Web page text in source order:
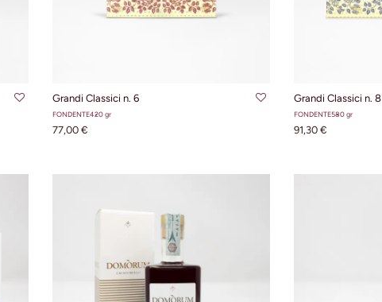
Grandi Classici n. 6
FONDENTE420 gr
77,00 €
Grandi Classici n. 8
FONDENTE580 gr
91,30 €